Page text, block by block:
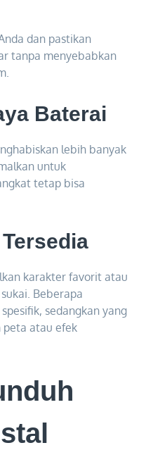
dan pastikan
tanpa menyebabkan
Baterai
lebih banyak
untuk
tetap bisa
karakter favorit atau
Beberapa
sedangkan yang
atau efek